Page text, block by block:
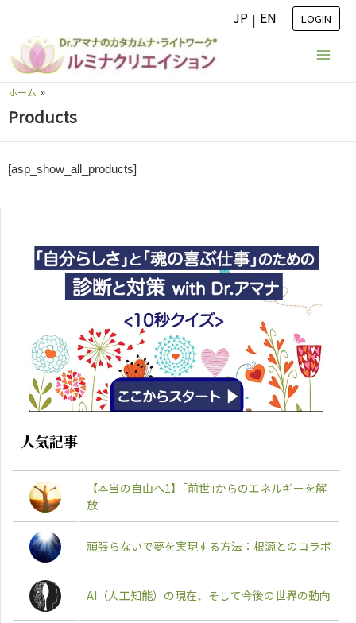
を
キ
ッ
プ
JP | EN LOGIN
ホーム
Products
[asp_show_all_products]
人気記事
【本当の自由へ1】｢前世｣からのエネルギーを解
放
頑張らないで夢を実現する方法：根源とのコラボ
AI（人工知能）の現在、そして今後の世界の動向